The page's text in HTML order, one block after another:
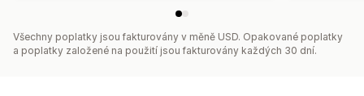
Všechny poplatky jsou fakturovány v měně USD. Opakované poplatky
a poplatky založené na použití jsou fakturovány každých 30 dní.